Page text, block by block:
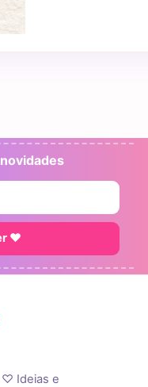
♥
♡ Ideias e